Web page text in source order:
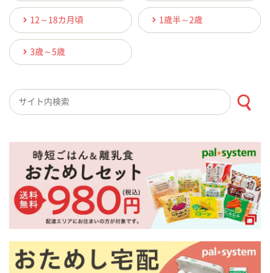
12～18カ月頃 1歳半～2歳
3歳～5歳
検索キーワード入力